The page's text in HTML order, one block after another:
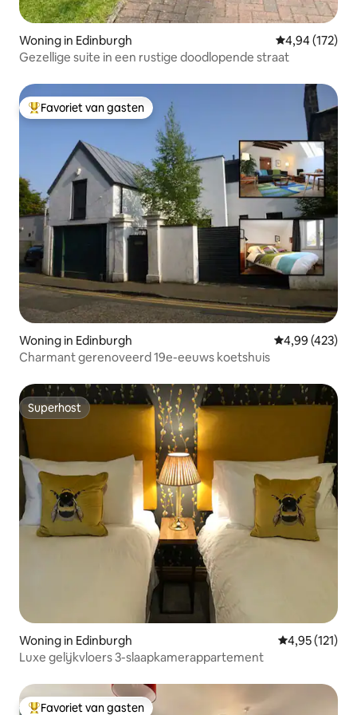
Woning in Edinburgh Gemiddelde
4,94 (172)
Gezellige suite in een rustige doodlopende straat
Topfavoriet van gasten
Favoriet van gasten
Woning in Edinburgh Gemiddelde
4,99 (423)
Charmant gerenoveerd 19e-eeuws koetshuis
Superhost
Superhost
Woning in Edinburgh Gemiddelde
4,95 (121)
Luxe gelijkvloers 3-slaapkamerappartement
Favoriet van gasten